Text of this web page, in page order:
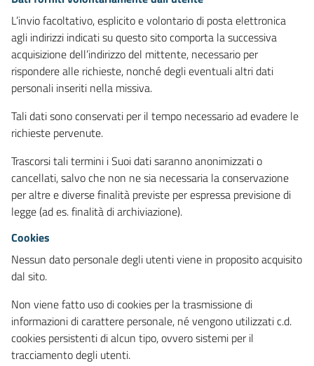
L’invio facoltativo, esplicito e volontario di posta elettronica
agli indirizzi indicati su questo sito comporta la successiva
acquisizione dell’indirizzo del mittente, necessario per
rispondere alle richieste, nonché degli eventuali altri dati
personali inseriti nella missiva.
Tali dati sono conservati per il tempo necessario ad evadere le
richieste pervenute.
Trascorsi tali termini i Suoi dati saranno anonimizzati o
cancellati, salvo che non ne sia necessaria la conservazione
per altre e diverse finalità previste per espressa previsione di
legge (ad es. finalità di archiviazione).
Cookies
Nessun dato personale degli utenti viene in proposito acquisito
dal sito.
Non viene fatto uso di cookies per la trasmissione di
informazioni di carattere personale, né vengono utilizzati c.d.
cookies persistenti di alcun tipo, ovvero sistemi per il
tracciamento degli utenti.